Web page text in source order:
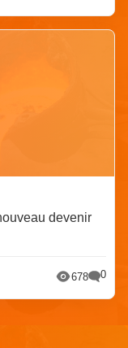
devenir
678 0